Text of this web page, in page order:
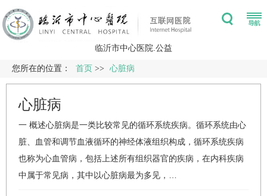
临沂市中心医院.公益
您所在的位置： 首页 >> 心脏病
心脏病
一 概述心脏病是一类比较常见的循环系统疾病。循环系统由心
脏、血管和调节血液循环的神经体液组织构成，循环系统疾病
也称为心血管病，包括上述所有组织器官的疾病，在内科疾病
中属于常见病，其中以心脏病最为多见，…